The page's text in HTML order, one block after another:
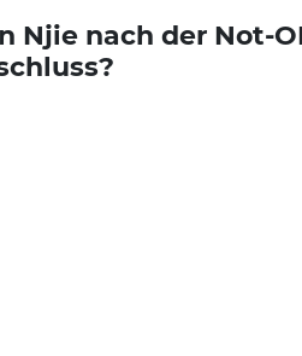
Njie nach der Not-